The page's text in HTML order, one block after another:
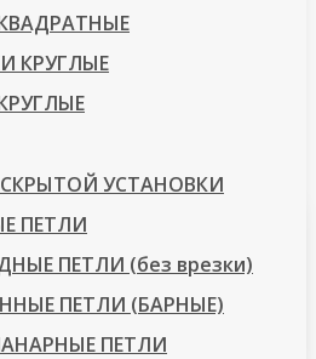
КРУГЛЫЕ
УСТАНОВКИ
ПЕТЛИ
ПЕТЛИ (без врезки)
ПЕТЛИ (БАРНЫЕ)
ПЕТЛИ